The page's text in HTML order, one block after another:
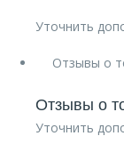
Уточнить
Отзывы о
Отзывы о
Уточнить